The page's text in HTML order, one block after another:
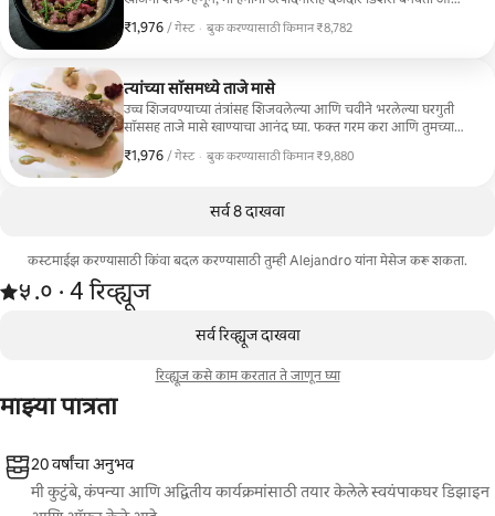
₹1,976 / गेस्ट
₹1,976 प्रति गेस्ट· बुक करण्यासाठी किमान ₹8,782
त्यांच्या सॉसमध्ये ताजे मासे
उच्च शिजवण्याच्या तंत्रांसह शिजवलेल्या आणि चवीने भरलेल्या घरगुती
सॉससह ताजे मासे खाण्याचा आनंद घ्या. फक्त गरम करा आणि तुमच्या
₹1,976 / गेस्ट
₹1,976 प्रति गेस्ट· बुक करण्यासाठी किमान ₹9,880
सर्व 8 दाखवा
कस्टमाईझ करण्यासाठी किंवा बदल करण्यासाठी तुम्ही Alejandro यांना मेसेज करू शकता.
4 रिव्ह्यूजमधून 5 पैकी ५.० स्टार्स रेटिंग आहे
५.०
,
· 4 रिव्ह्यूज
सर्व रिव्ह्यूज दाखवा
रिव्ह्यूज कसे काम करतात ते जाणून घ्या
माझ्या पात्रता
20 वर्षांचा अनुभव
मी कुटुंबे, कंपन्या आणि अद्वितीय कार्यक्रमांसाठी तयार केलेले स्वयंपाकघर डिझाइन